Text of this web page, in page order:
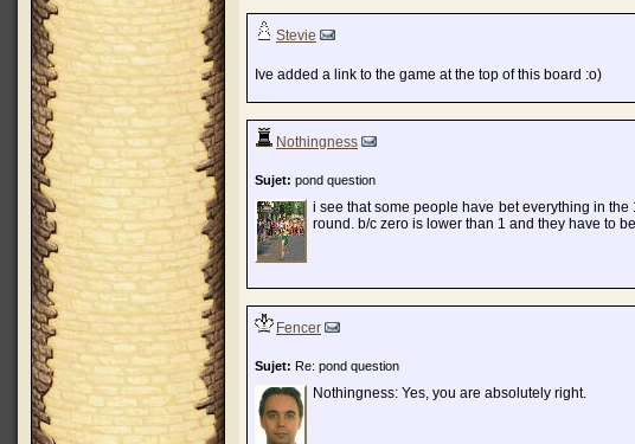
Stevie
Ive added a link to the game at the top of this board :o)
Nothingness
Sujet: pond question
i see that some people have bet everything in
round. b/c zero is lower than 1 and they have to
Fencer
Sujet: Re: pond question
Nothingness: Yes, you are absolutely right.